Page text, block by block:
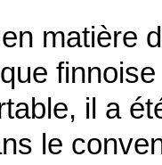
matière
il a
le